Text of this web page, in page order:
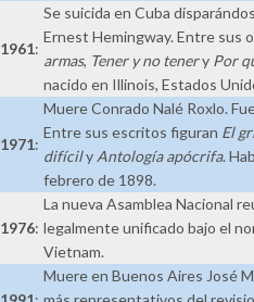
1961:
Se suicida en Cuba
Ernest Hemingway. Entre sus
armas, Tener y no tenery Por
nacido en Illinois, Estados
1971:
Muere Conrado Nalé Roxlo.
Entre sus escritos figuran El
difícily Antología apócrifa.
febrero de 1898.
1976:
La nueva Asamblea Nacional
legalmente unificado bajo el
Vietnam.
Muere en Buenos Aires José